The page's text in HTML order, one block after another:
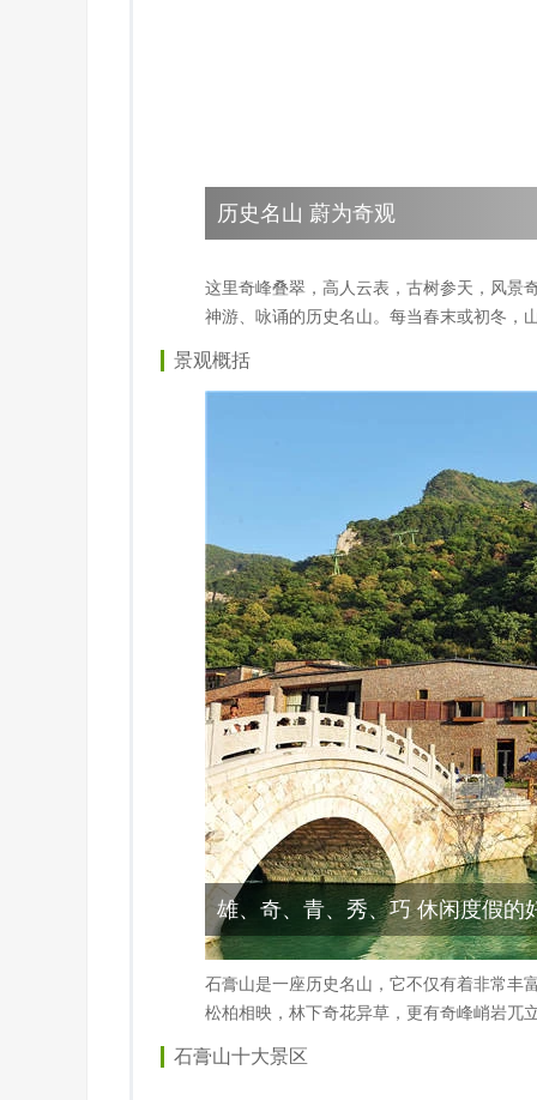
历史名山 蔚为奇观
这里奇峰叠翠，高人云表，古树参天，风景
神游、咏诵的历史名山。每当春末或初冬，
景观概括
雄、奇、青、秀、巧 休闲度假的
石膏山是一座历史名山，它不仅有着非常丰
松柏相映，林下奇花异草，更有奇峰峭岩兀
石膏山十大景区